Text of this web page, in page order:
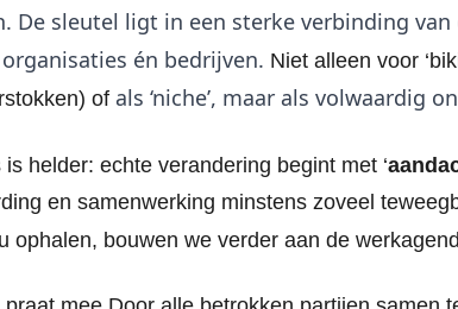
De sleutel ligt in een sterke verbinding van
én bedrijven. Niet alleen voor
of als ‘niche’, maar als volwaardig
helder: echte verandering begint met ‘
en samenwerking minstens zoveel
ophalen, bouwen we verder aan de